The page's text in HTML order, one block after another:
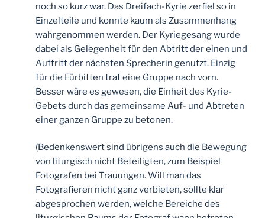
noch so kurz war. Das Dreifach-Kyrie zerfiel so in
Einzelteile und konnte kaum als Zusammenhang
wahrgenommen werden. Der Kyriegesang wurde
dabei als Gelegenheit für den Abtritt der einen und
Auftritt der nächsten Sprecherin genutzt. Einzig
für die Fürbitten trat eine Gruppe nach vorn.
Besser wäre es gewesen, die Einheit des Kyrie-
Gebets durch das gemeinsame Auf- und Abtreten
einer ganzen Gruppe zu betonen.
(Bedenkenswert sind übrigens auch die Bewegung
von liturgisch nicht Beteiligten, zum Beispiel
Fotografen bei Trauungen. Will man das
Fotografieren nicht ganz verbieten, sollte klar
abgesprochen werden, welche Bereiche des